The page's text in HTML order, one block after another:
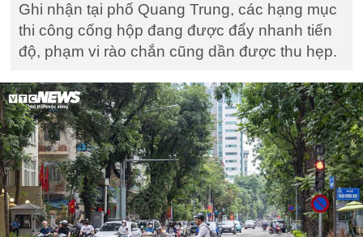
Ghi nhận tại phố Quang Trung, các hạng mục
thi công cống hộp đang được đẩy nhanh tiến
độ, phạm vi rào chắn cũng dần được thu hẹp.